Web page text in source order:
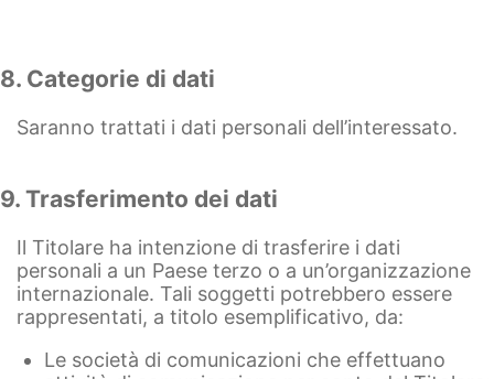
8. Categorie di dati
Saranno trattati i dati personali dell’interessato.
9. Trasferimento dei dati
Il Titolare ha intenzione di trasferire i dati
personali a un Paese terzo o a un’organizzazione
internazionale. Tali soggetti potrebbero essere
rappresentati, a titolo esemplificativo, da:
Le società di comunicazioni che effettuano